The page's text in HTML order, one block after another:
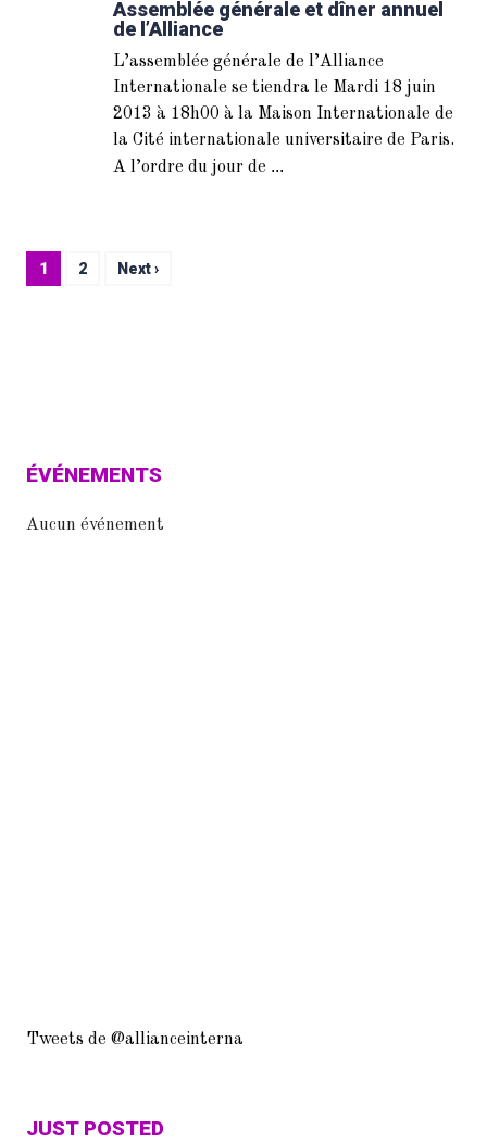
Assemblée générale et dîner annuel
de l’Alliance
L’assemblée générale de l’Alliance
Internationale se tiendra le Mardi 18 juin
2013 à 18h00 à la Maison Internationale de
la Cité internationale universitaire de Paris.
A l’ordre du jour de ...
1 2 Next ›
ÉVÉNEMENTS
Aucun événement
Tweets de @allianceinterna
JUST POSTED